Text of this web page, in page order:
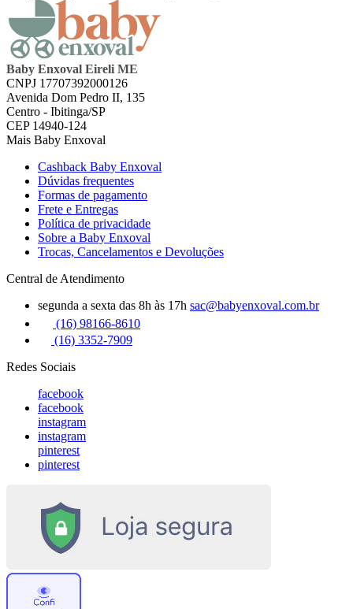
Baby Enxoval Eireli ME
CNPJ 17707392000126
Avenida Dom Pedro II, 135
Centro - Ibitinga/SP
CEP 14940-124
Mais Baby Enxoval
Cashback Baby Enxoval
Dúvidas frequentes
Formas de pagamento
Frete e Entregas
Política de privacidade
Sobre a Baby Enxoval
Trocas, Cancelamentos e Devoluções
Central de Atendimento
segunda a sexta das 8h às 17h sac@babyenxoval.com.br
(16) 98166-8610
(16) 3352-7909
Redes Sociais
facebook
facebook
instagram
instagram
pinterest
pinterest